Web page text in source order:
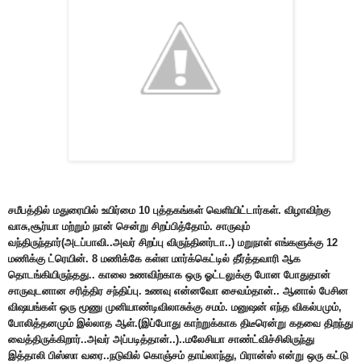
சமீபத்தில் மதுரையில் உயிர்மை 10 புத்தகங்கள் வெளியிட்டார்கள். விழாவிற்கு
வாசு,சூர்யா மற்றும் நான் சென்று சிறப்பித்தோம். சாருவும்
வந்திருந்தார்(அடப்பாவி..அவர் சிறப்பு விருந்தினர்டா..) மறுநாள் எங்களுக்கு 12
மணிக்கு ட்ரெயின். 8 மணிக்கே கள்ள மார்க்கெட்டில் தீர்த்தவாரி ஆக
தொடங்கியிருந்தது.. காலை உணவிற்காக ஒரு ஓட்டலுக்கு போன போதுதான்
சாருவுடனான சரித்திர சந்திப்பு. உணவு என்னவோ சைவம்தான்.. ஆனால் பேசின
விஷயங்கள் ஒரு மூணு முனியாண்டிவிலாசுக்கு சமம். மனுஷன் எந்த விகல்பமும்,
போலித்தனமும் இல்லாத ஆள்.(இப்போது காற்றுக்காக திடீரென்று கதவை திறந்து
வைத்திருக்கிறார்..அவர் அப்படித்தான்..)..மலேசியா சாண்ட்விச்சிலிருந்து
இத்தாலி பிஸ்ஸா வரை..நடுவில் கொஞ்சம் தாய்லாந்து, பிரான்ஸ் என்று ஒரு கட்டு